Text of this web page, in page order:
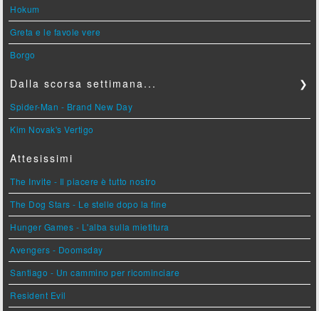
Hokum
Greta e le favole vere
Borgo
Dalla scorsa settimana... ❯
Spider-Man - Brand New Day
Kim Novak's Vertigo
Attesissimi
The Invite - Il piacere è tutto nostro
The Dog Stars - Le stelle dopo la fine
Hunger Games - L'alba sulla mietitura
Avengers - Doomsday
Santiago - Un cammino per ricominciare
Resident Evil